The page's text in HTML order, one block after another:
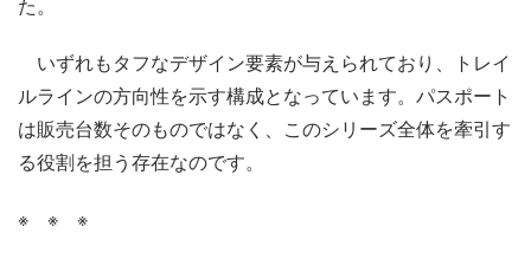
いずれもタフなデザイン要素が与えられており、トレイ
ルラインの方向性を示す構成となっています。パスポート
は販売台数そのものではなく、このシリーズ全体を牽引す
る役割を担う存在なのです。
※ ※ ※